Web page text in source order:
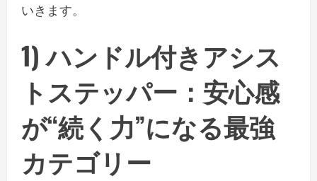
いきます。
1)ハンドル付きアシス
トステッパー ：安心感
が“続く力”になる最強
カテゴリー